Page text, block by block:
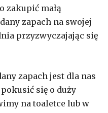
zakupić małą
zapach na swojej
przyzwyczajając się
zapach jest dla nas
się o duży
na toaletce lub w